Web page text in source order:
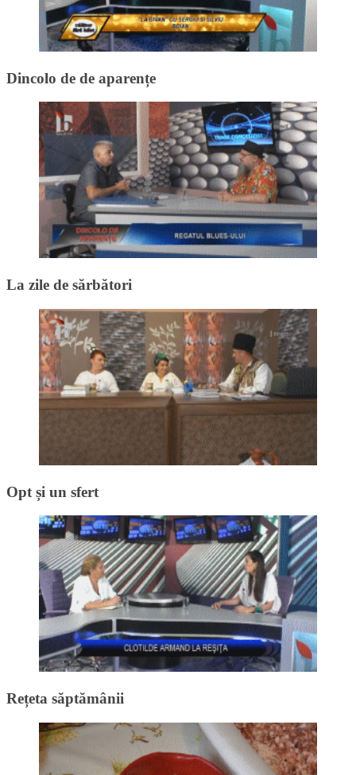
Dincolo de de aparențe
La zile de sărbători
Opt și un sfert
Rețeta săptămânii